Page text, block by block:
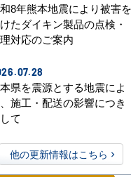
学校
8年熊本地震により被害を
たダイキン製品の点検・
対応のご案内
県を震源とする地震によ
施工・配送の影響につき
て
他の更新情報はこちら